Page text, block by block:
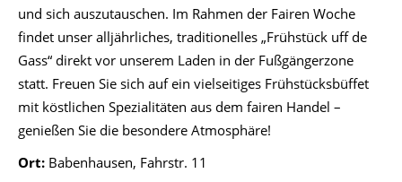
und sich auszutauschen. Im Rahmen der Fairen Woche
findet unser alljährliches, traditionelles „Frühstück uff de
Gass“ direkt vor unserem Laden in der Fußgängerzone
statt. Freuen Sie sich auf ein vielseitiges Frühstücksbüffet
mit köstlichen Spezialitäten aus dem fairen Handel –
genießen Sie die besondere Atmosphäre!
Ort: Babenhausen, Fahrstr. 11